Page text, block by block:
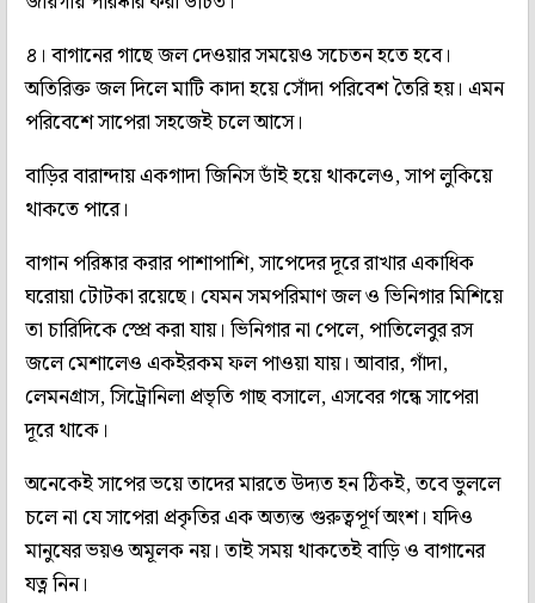
৪। বাগানের গাছে জল দেওয়ার সময়েও সচেতন হতে হবে।
অতিরিক্ত জল দিলে মাটি কাদা হয়ে সোঁদা পরিবেশ তৈরি হয়। এমন
পরিবেশে সাপেরা সহজেই চলে আসে।
বাড়ির বারান্দায় একগাদা জিনিস ডাঁই হয়ে থাকলেও, সাপ লুকিয়ে
থাকতে পারে।
বাগান পরিষ্কার করার পাশাপাশি, সাপেদের দূরে রাখার একাধিক
ঘরোয়া টোটকা রয়েছে। যেমন সমপরিমাণ জল ও ভিনিগার মিশিয়ে
তা চারিদিকে স্প্রে করা যায়। ভিনিগার না পেলে, পাতিলেবুর রস
জলে মেশালেও একইরকম ফল পাওয়া যায়। আবার, গাঁদা,
লেমনগ্রাস, সিট্রোনিলা প্রভৃতি গাছ বসালে, এসবের গন্ধে সাপেরা
দূরে থাকে।
অনেকেই সাপের ভয়ে তাদের মারতে উদ্যত হন ঠিকই, তবে ভুললে
চলে না যে সাপেরা প্রকৃতির এক অত্যন্ত গুরুত্বপূর্ণ অংশ। যদিও
মানুষের ভয়ও অমূলক নয়। তাই সময় থাকতেই বাড়ি ও বাগানের
যত্ন নিন।